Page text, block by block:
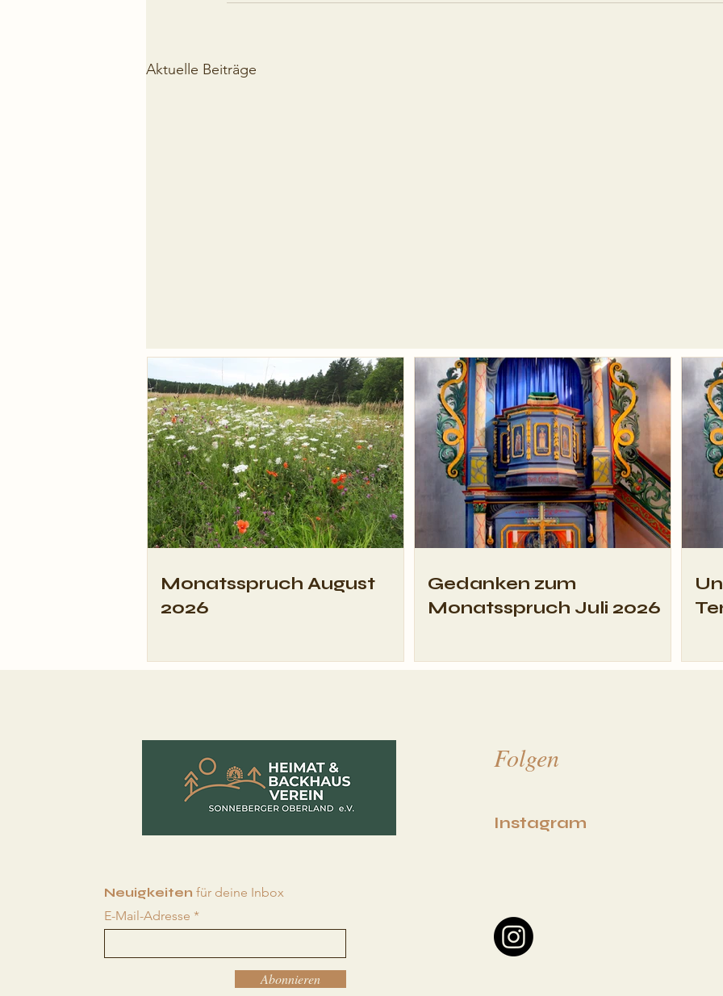
Aktuelle Beiträge
Monatsspruch August
2026
Gedanken zum
Monatsspruch Juli 2026
Monatsspruch August
2026
Gedanken zum
Monatsspruch Juli 2026
Neuigkeiten für deine Inbox
E-Mail-Adresse
Abonnieren
Folgen
Instagram